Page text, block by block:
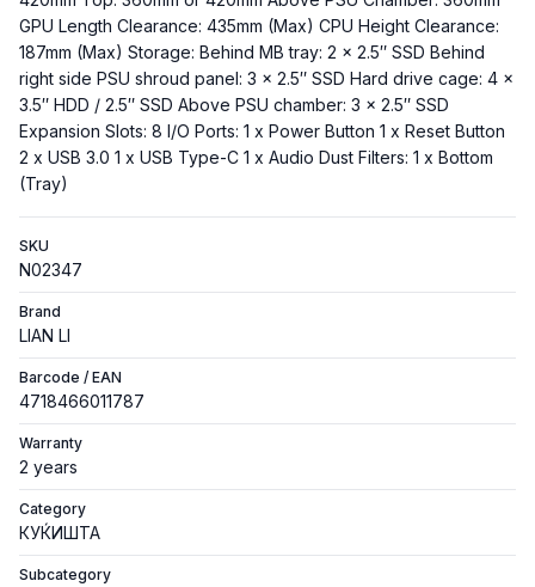
GPU Length Clearance: 435mm (Max) CPU Height Clearance:
187mm (Max) Storage: Behind MB tray: 2 x 2.5″ SSD Behind
right side PSU shroud panel: 3 x 2.5″ SSD Hard drive cage: 4 x
3.5″ HDD / 2.5″ SSD Above PSU chamber: 3 x 2.5″ SSD
Expansion Slots: 8 I/O Ports: 1 x Power Button 1 x Reset Button
2 x USB 3.0 1 x USB Type-C 1 x Audio Dust Filters: 1 x Bottom
(Tray)
SKU
N02347
Brand
LIAN LI
Barcode / EAN
4718466011787
Warranty
2 years
Category
КУЌИШТА
Subcategory